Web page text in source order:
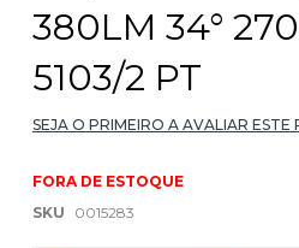
380LM 34°
5103/2 PT
SEJA O PRIMEIRO A AVALIAR ESTE
FORA DE ESTOQUE
SKU
0015283